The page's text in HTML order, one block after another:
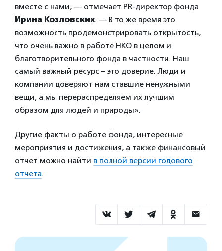
вместе с нами, — отмечает PR-директор фонда
Ирина Козловских. — В то же время это
возможность продемонстрировать открытость,
что очень важно в работе НКО в целом и
благотворительного фонда в частности. Наш
самый важный ресурс – это доверие. Люди и
компании доверяют нам ставшие ненужными
вещи, а мы перераспределяем их лучшим
образом для людей и природы».
Другие факты о работе фонда, интересные
мероприятия и достижения, а также финансовый
отчет можно найти в полной версии годового
отчета.